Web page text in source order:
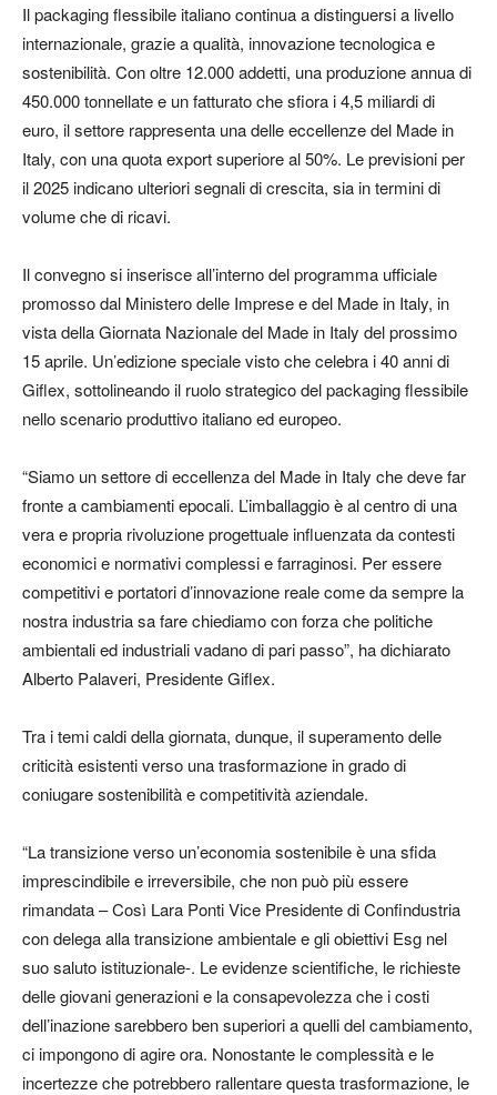
Il packaging flessibile italiano continua a distinguersi a livello
internazionale, grazie a qualità, innovazione tecnologica e
sostenibilità. Con oltre 12.000 addetti, una produzione annua di
450.000 tonnellate e un fatturato che sfiora i 4,5 miliardi di
euro, il settore rappresenta una delle eccellenze del Made in
Italy, con una quota export superiore al 50%. Le previsioni per
il 2025 indicano ulteriori segnali di crescita, sia in termini di
volume che di ricavi.
Il convegno si inserisce all’interno del programma ufficiale
promosso dal Ministero delle Imprese e del Made in Italy, in
vista della Giornata Nazionale del Made in Italy del prossimo
15 aprile. Un’edizione speciale visto che celebra i 40 anni di
Giflex, sottolineando il ruolo strategico del packaging flessibile
nello scenario produttivo italiano ed europeo.
“Siamo un settore di eccellenza del Made in Italy che deve far
fronte a cambiamenti epocali. L’imballaggio è al centro di una
vera e propria rivoluzione progettuale influenzata da contesti
economici e normativi complessi e farraginosi. Per essere
competitivi e portatori d’innovazione reale come da sempre la
nostra industria sa fare chiediamo con forza che politiche
ambientali ed industriali vadano di pari passo”, ha dichiarato
Alberto Palaveri, Presidente Giflex.
Tra i temi caldi della giornata, dunque, il superamento delle
criticità esistenti verso una trasformazione in grado di
coniugare sostenibilità e competitività aziendale.
“La transizione verso un’economia sostenibile è una sfida
imprescindibile e irreversibile, che non può più essere
rimandata – Così Lara Ponti Vice Presidente di Confindustria
con delega alla transizione ambientale e gli obiettivi Esg nel
suo saluto istituzionale-. Le evidenze scientifiche, le richieste
delle giovani generazioni e la consapevolezza che i costi
dell’inazione sarebbero ben superiori a quelli del cambiamento,
ci impongono di agire ora. Nonostante le complessità e le
incertezze che potrebbero rallentare questa trasformazione, le